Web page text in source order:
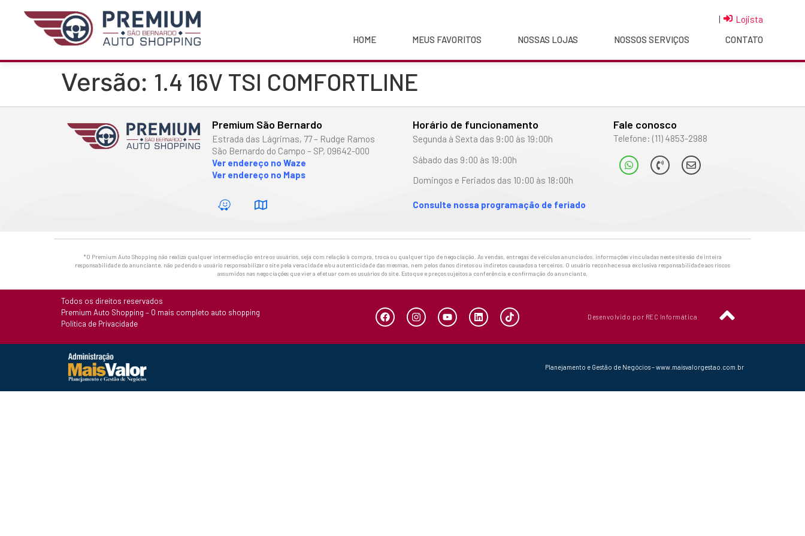
|
Lojista
HOME
MEUS FAVORITOS NOSSAS LOJAS NOSSOS SERVIÇOS CONTATO
Versão: 1.4 16V TSI COMFORTLINE
Premium São Bernardo
Estrada das Lágrimas, 77 – Rudge Ramos
São Bernardo do Campo – SP, 09642-000
Ver endereço no Waze
Ver endereço no Maps
Horário de funcionamento
Segunda à Sexta das 9:00 às 19:00h
Sábado das 9:00 às 19:00h
Domingos e Feriados das 10:00 às 18:00h
Consulte nossa programação de feriado
Fale conosco
Telefone: (11) 4853-2988
*O Premium Auto Shopping não realiza qualquer intermediação entre os usuários, seja com relação à compra, troca ou qualquer tipo de negociação. As vendas, entregas de veículos anunciados, informações vinculadas neste site são de inteira
responsabilidade do anunciante, não podendo o usuário responsabilizar o site pela veracidade e/ou autenticidade das mesmas, nem pelos danos diretos ou indiretos causados a terceiros. O usuário reconhece sua exclusiva responsabilidade aos riscos
assumidos nas negociações que vier a efetuar com os usuários do site. Estoque e preços sujeitos a conferência e confirmação do anunciante.
Todos os direitos reservados
Premium Auto Shopping – O mais completo auto shopping
Política de Privacidade
Desenvolvido por REC Informática
Planejamento e Gestão de Negócios – www.maisvalorgestao.com.br